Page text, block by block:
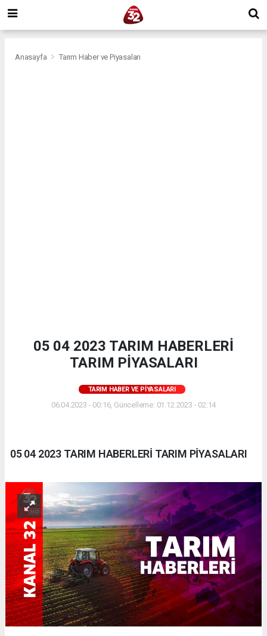
Anasayfa Tarım Haber ve Piyasaları
05 04 2023 TARIM HABERLERİ
TARIM PİYASALARI
TARIM HABER VE PIYASALARI
06.04.2023 - 00:16, Güncelleme: 01.12.2023 - 02:14
05 04 2023 TARIM HABERLERİ TARIM PİYASALARI